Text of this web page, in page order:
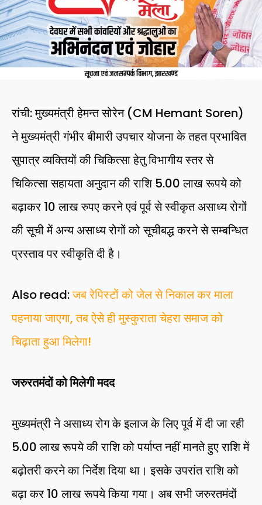
रांची: मुख्यमंत्री हेमन्त सोरेन (CM Hemant Soren)
ने मुख्यमंत्री गंभीर बीमारी उपचार योजना के तहत प्रभावित
सुपात्र व्यक्तियों की चिकित्सा हेतु विभागीय स्तर से
चिकित्सा सहायता अनुदान की राशि 5.00 लाख रूपये को
बढ़ाकर 10 लाख रुपए करने एवं पूर्व से स्वीकृत असाध्य रोगों
की सूची में अन्य असाध्य रोगों को सूचीबद्ध करने से सम्बन्धित
प्रस्ताव पर स्वीकृति दी है।
Also read:जब रेपिस्टों को जेल से निकाल कर माला
पहनाया जाएगा, तब ऐसे ही मुस्कुराता चेहरा समाज को
चिढ़ाता हुआ मिलेगा!
जरुरतमंदों को मिलेगी मदद
मुख्यमंत्री ने असाध्य रोग के इलाज के लिए पूर्व में दी जा रही
5.00 लाख रूपये की राशि को पर्याप्त नहीं मानते हुए राशि में
बढ़ोतरी करने का निर्देश दिया था। इसके उपरांत राशि को
बढ़ा कर 10 लाख रूपये किया गया। अब सभी जरुरतमंदों